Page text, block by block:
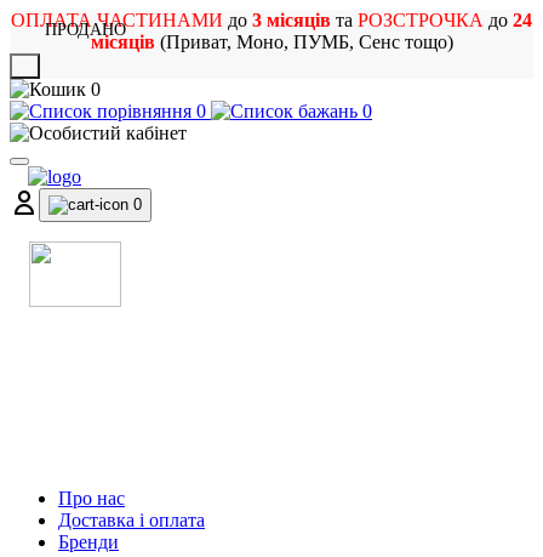
ОПЛАТА ЧАСТИНАМИ до 3 місяців та РОЗСТРОЧКА до 24
місяців(Приват, Моно, ПУМБ, Сенс тощо)
0
0
0
0
Про нас
Доставка і оплата
Бренди
ПРОДАНО